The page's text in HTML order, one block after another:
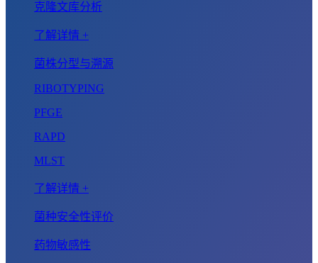
克隆文库分析
了解详情 +
菌株分型与溯源
RIBOTYPING
PFGE
RAPD
MLST
了解详情 +
菌种安全性评价
药物敏感性